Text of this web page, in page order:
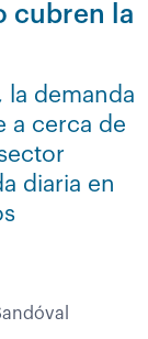
cubren la
la demanda
a cerca de
diaria en